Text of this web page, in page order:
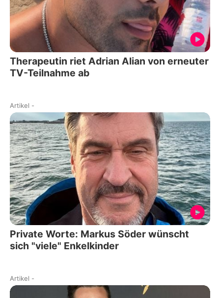
Therapeutin riet Adrian Alian von erneuter
TV-Teilnahme ab
Artikel -
Private Worte: Markus Söder wünscht
sich "viele" Enkelkinder
Artikel -